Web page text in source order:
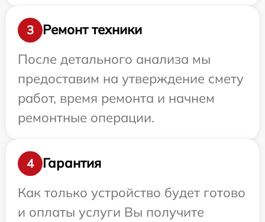
3
Ремонт техники
После детального анализа мы
предоставим на утверждение смету
работ, время ремонта и начнем
ремонтные операции.
4
Гарантия
Как только устройство будет готово
и оплаты услуги Вы получите